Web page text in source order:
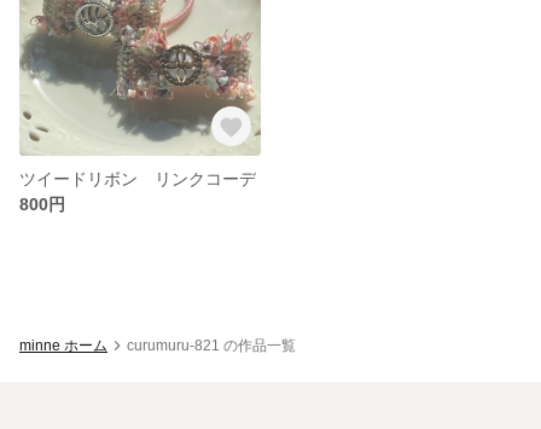
ツイードリボン リンクコーデ
800円
minne ホーム curumuru-821 の作品一覧